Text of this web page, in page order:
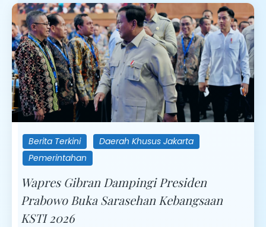
Berita Terkini
Daerah Khusus Jakarta
Pemerintahan
Wapres Gibran Dampingi Presiden
Prabowo Buka Sarasehan Kebangsaan
KSTI 2026